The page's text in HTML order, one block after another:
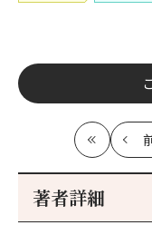
最
初
著者詳細